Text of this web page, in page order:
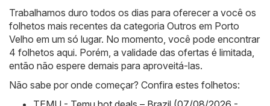
Trabalhamos duro todos os dias para oferecer a você os
folhetos mais recentes da categoria Outros em Porto
Velho em um só lugar. No momento, você pode encontrar
4 folhetos aqui. Porém, a validade das ofertas é limitada,
então não espere demais para aproveitá-las.
Não sabe por onde começar? Confira estes folhetos: